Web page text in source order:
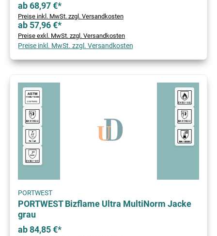
ab 68,97 €*
Preise inkl. MwSt. zzgl. Versandkosten
ab 57,96 €*
Preise exkl. MwSt. zzgl. Versandkosten
Preise inkl. MwSt. zzgl. Versandkosten
PORTWEST
PORTWEST Bizflame Ultra MultiNorm Jacke
grau
ab 84,85 €*